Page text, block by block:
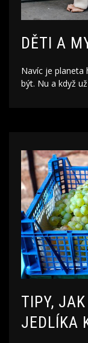
DĚTI A
Navíc je planeta
být. Nu a když
TIPY,
JEDLÍKA